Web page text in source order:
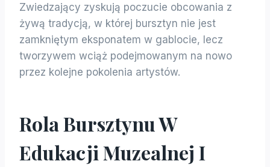
Zwiedzający zyskują poczucie obcowania z
żywą tradycją, w której bursztyn nie jest
zamkniętym eksponatem w gablocie, lecz
tworzywem wciąż podejmowanym na nowo
przez kolejne pokolenia artystów.
Rola Bursztynu W
Edukacji Muzealnej I